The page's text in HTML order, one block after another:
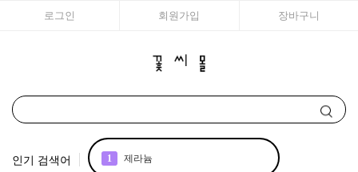
로그인 회원가입 장바구니
인기 검색어 1 제라늄